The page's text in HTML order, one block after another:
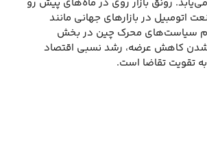
می‌یابد. رونق بازار روی در ماه‌های پیش رو
اتومبیل در بازارهای جهانی مانند
سیاست‌های محرک چین در بخش
نشدن کاهش عرضه، رشد نسبی اقتصاد
تقویت تقاضا است.